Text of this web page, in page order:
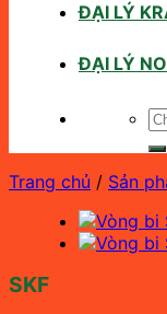
ĐẠI LÝ
ĐẠI LÝ
Trang chủ / Sản
SKF